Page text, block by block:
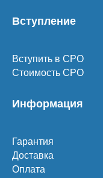
Вступление
Вступить в СРО
Стоимость СРО
Информация
Гарантия
Доставка
Оплата